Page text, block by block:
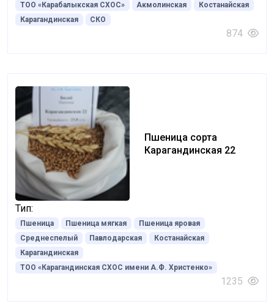
ТОО «Карабалыкская СХОС»
Акмолинская
Костанайская
Карагандинская
СКО
874
Пшеница сорта
Карагандинская 22
Тип:
Пшеница Пшеница мягкая
Пшеница яровая
Среднеспелый
Павлодарская
Костанайская
Карагандинская
ТОО «Карагандинская СХОС имени А.Ф. Христенко»
1235